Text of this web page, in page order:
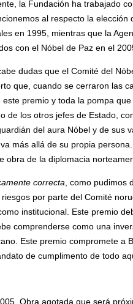
la Fundación ha trabajado
al respecto la elección
en 1995, mientras que la
con el Nóbel de Paz en el
dudas que el Comité del
que, cuando se cerraron las
premio y toda la pompa
de los otros jefes de Estado,
del aura Nóbel y de sus
más allá de su propia
obra de la diplomacia
correcta , como pudimos
por parte del Comité
institucional. Este premio
comprenderse como una
Este premio compromete a
de cumplimento de todo
Obra agotada que será